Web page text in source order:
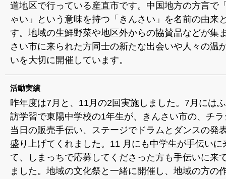
道地区で行っている産直市です。中国地方の方言で
ゃい」という意味を持つ「きんさい」を名前の由来
す。地域の生鮮野菜や地区外からの協賛品などが集
さい市に来られた方同士の新たな出会いや人々の温
いを大切に開催しています。
活動実績
昨年度は7月と、11月の2回実施しました。7月には
訪学習で東陽中学校の1年生が、きんさい市の、チ
当日の販売手伝い、ステージでドラムとダンスの発
盛り上げてくれました。11 月にも中学生が手伝いに
て、しまっちで応募してくださった方も手伝いに来
ました。地域の文化祭と一緒に開催し、地域の方の